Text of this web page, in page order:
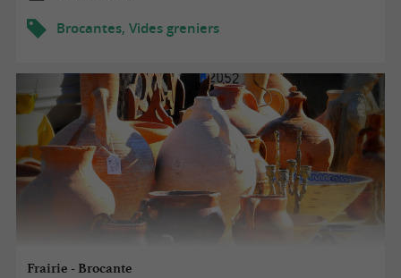
Brocantes, Vides greniers
Frairie - Brocante